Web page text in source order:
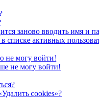
заново вводить имя и
списке активных
не могу войти!
не могу войти!
cookies»?